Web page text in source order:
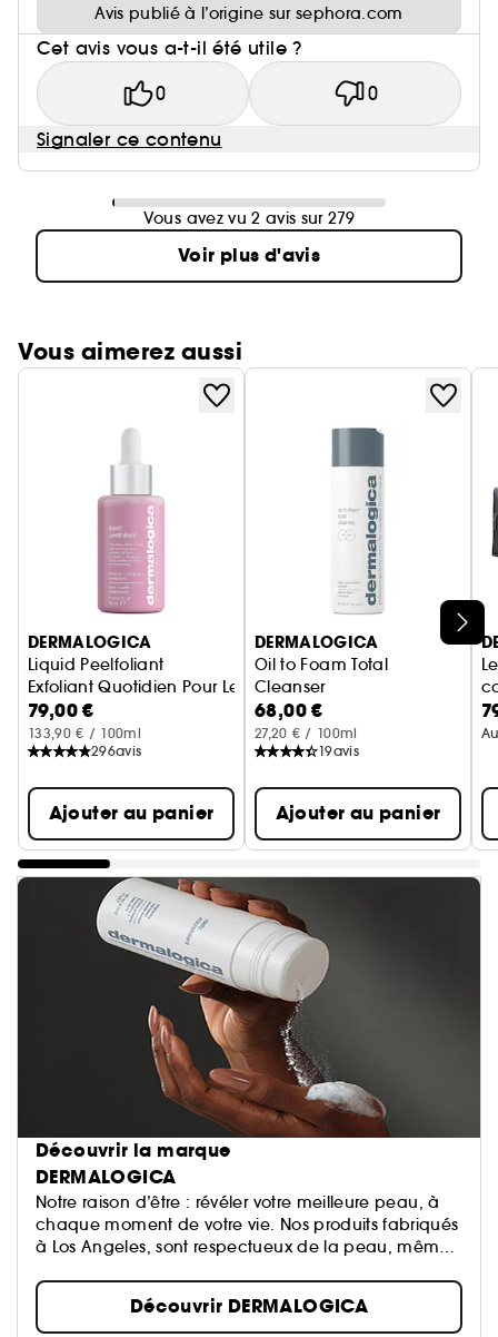
Avis publié à l’origine sur sephora.com
Cet avis vous a-t-il été utile ?
0 0
Signaler ce contenu
Vous avez vu 2 avis sur 279
Voir plus d'avis
Vous aimerez aussi
Ignorer le carrousel produits
DERMALOGICA
Liquid Peelfoliant
Exfoliant Quotidien Pour Le Visage
79,00 €
133,90 € / 100ml
296avis
Ajouter au panier
DERMALOGICA
Oil to Foam Total
Cleanser
Démaquillant Nettoyant
68,00 €
27,20 € / 100ml
19avis
Ajouter au panier
Découvrir la marque
DERMALOGICA
Notre raison d’être : révéler votre meilleure peau, à
chaque moment de votre vie. Nos produits fabriqués
à Los Angeles, sont respectueux de la peau, même
Découvrir DERMALOGICA